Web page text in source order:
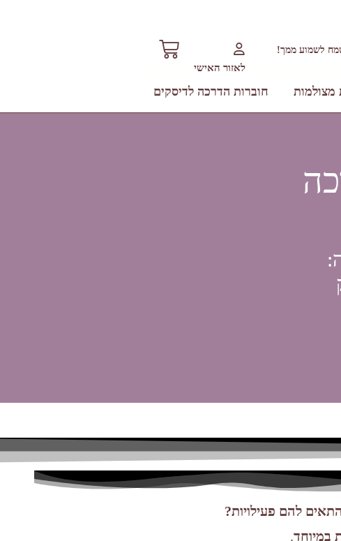
לשמוע ממך!
לאזור האישי
מצולמות חוברות הדרכה לדיסקים
להם פעילויות?
במיוחד.